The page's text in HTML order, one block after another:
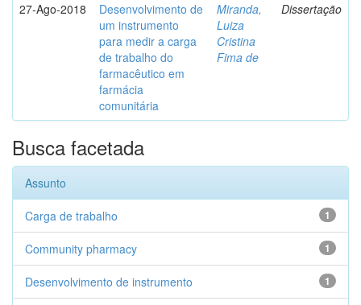
27-Ago-2018
Desenvolvimento de
um instrumento
para medir a carga
de trabalho do
farmacêutico em
farmácia
comunitária
Miranda,
Luiza
Cristina
Fima de
Dissertação
Busca facetada
Assunto
1
Carga de trabalho
1
Community pharmacy
1
Desenvolvimento de instrumento